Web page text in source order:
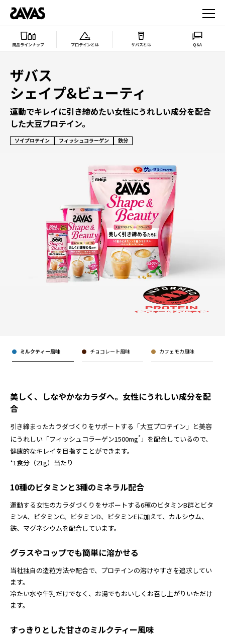
商品ラインナップ プロテインとは ザバスとは Q&A
ザバス
シェイプ&ビューティ
運動でキレイに引き締めたい女性にうれしい成分を配合
した大豆プロテイン。
ソイプロテイン フィッシュコラーゲン 鉄分
ミルクティー風味 チョコレート風味 カフェモカ風味
美しく、しなやかなカラダへ。女性にうれしい成分を配
合
引き締まったカラダづくりをサポートする「大豆プロテイン」と美容
にうれしい「フィッシュコラーゲン1500mg* 」を配合しているので、
健康的なキレイを目指すことができます。
*1食分（21g）当たり
10種のビタミンと3種のミネラル配合
運動する女性のカラダづくりをサポートする6種のビタミンB群とビタ
ミンA、ビタミンC、ビタミンD、ビタミンEに加えて、カルシウム、
鉄、マグネシウムを配合しています。
グラスやコップでも簡単に溶かせる
当社独自の造粒方法や配合で、プロテインの溶けやすさを追求してい
ます。
冷たい水や牛乳だけでなく、お湯でもおいしくお召し上がりいただけ
ます。
すっきりとした甘さのミルクティー風味